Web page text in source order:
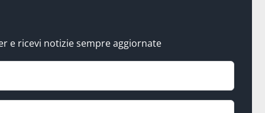
e ricevi notizie sempre aggiornate